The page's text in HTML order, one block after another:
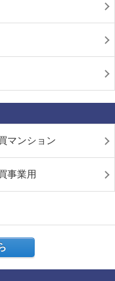
マンション
事業用